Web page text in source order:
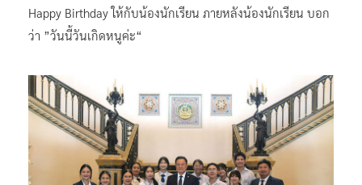
Happy Birthday ให้กับน้องนักเรียน ภายหลังน้องนักเรียน บอก
ว่า ”วันนี้วันเกิดหนูค่ะ“